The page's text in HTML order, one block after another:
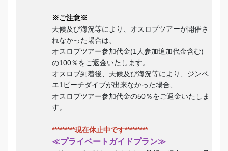
※ご注意※
天候及び海況等により、オスロブツアーが開催さ
れなかった場合は、
オスロブツアー参加代金(1人参加追加代金含む)
の100％をご返金いたします。
オスロブ到着後、天候及び海況等により、ジンベ
エ1ビーチダイブが出来なかった場合、
オスロブツアー参加代金の50％をご返金いたしま
す。
*********現在休止中です*********
≪プライベートガイドプラン≫